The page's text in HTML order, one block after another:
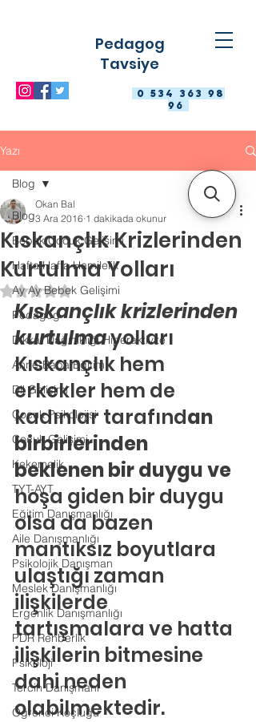
0 534 363 98
96
Pedagog
Tavsiye
Yazı
Blog
Bebek Çocuk Gelişimi
Hafta Hafta Hamilelik
Ay Ay Bebek Gelişimi
Pedagog
Dikkat Dağınıklığı Hiperaktivite
Anne-Baba Eğitimi
Dil Gelişimi
Çocuk Psikolojisi
Çocuk Gelişimi
Kekemelik
TYT-AYT
Eğitim Danışmanlığı
Aile Danışmanlığı
Psikolojik Danışman
Meslek Danışmanlığı
Ergenlik Danışmanlığı
PDR Rehberlik
Psikoloji
Tercih Danışmanı
Öğrenci Koçluğu
Blog
Kıskançlık Krizlerinden
Kurtulma Yolları
Okan Bal
3 Ara 2016 1 dakikada okunur
5 üzerinden NaN yıldız
Kıskançlık krizlerinden
kurtulma yolları
Kıskançlık hem
erkekler hem de
kadınlar tarafından
birbirlerinden
beklenen bir duygu ve
hoşa giden bir duygu
olsa da bazen
mantıksız boyutlara
ulaştığı zaman
ilişkilerde
tartışmalara ve hatta
ilişkilerin bitmesine
dahi neden
olabilmektedir.